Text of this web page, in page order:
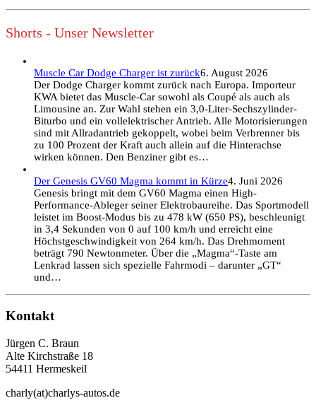
Shorts - Unser Newsletter
Muscle Car Dodge Charger ist zurück6. August 2026
Der Dodge Charger kommt zurück nach Europa. Importeur
KWA bietet das Muscle-Car sowohl als Coupé als auch als
Limousine an. Zur Wahl stehen ein 3,0-Liter-Sechszylinder-
Biturbo und ein vollelektrischer Antrieb. Alle Motorisierungen
sind mit Allradantrieb gekoppelt, wobei beim Verbrenner bis
zu 100 Prozent der Kraft auch allein auf die Hinterachse
wirken können. Den Benziner gibt es…
Der Genesis GV60 Magma kommt in Kürze4. Juni 2026
Genesis bringt mit dem GV60 Magma einen High-
Performance-Ableger seiner Elektrobaureihe. Das Sportmodell
leistet im Boost-Modus bis zu 478 kW (650 PS), beschleunigt
in 3,4 Sekunden von 0 auf 100 km/h und erreicht eine
Höchstgeschwindigkeit von 264 km/h. Das Drehmoment
beträgt 790 Newtonmeter. Über die „Magma“-Taste am
Lenkrad lassen sich spezielle Fahrmodi – darunter „GT“
und…
Kontakt
Jürgen C. Braun
Alte Kirchstraße 18
54411 Hermeskeil
charly(at)charlys-autos.de